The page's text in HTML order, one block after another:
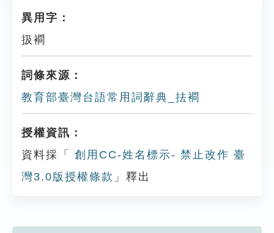
異用字：
扱襇
詞條來源：
教育部臺灣台語常用詞辭典_抾襇
授權資訊：
資料採「
創用CC-姓名標示- 禁止改作 臺
灣3.0版授權條款 」釋出